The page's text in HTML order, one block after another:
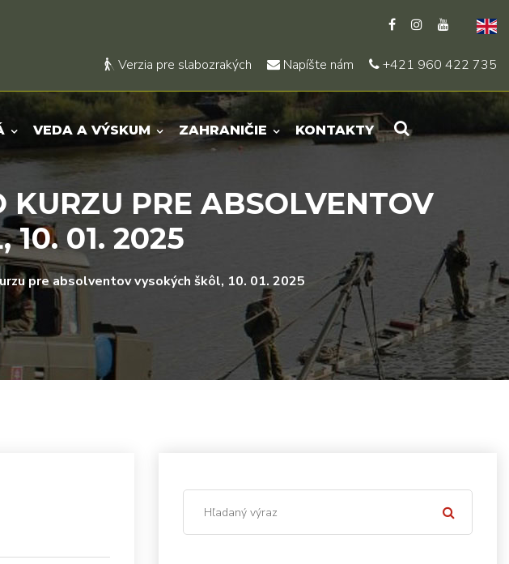
Verzia pre slabozrakých Napíšte nám +421 960 422 735
VEDA A VÝSKUM ZAHRANIČIE KONTAKTY
KURZU PRE ABSOLVENTOV
10. 01. 2025
pre absolventov vysokých škôl, 10. 01. 2025